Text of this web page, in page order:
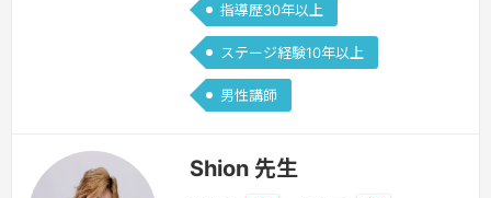
指導歴30年以上
ステージ経験10年以上
男性講師
Shion 先生